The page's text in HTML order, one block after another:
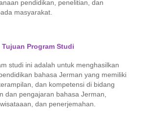
pendidikan, pene­li­ti­an, dan
masyarakat.
Tujuan Program Studi
studi ini adalah untuk menghasilkan
bahasa Jerman yang memiliki
dan kompetensi di bidang
dan pengajaran bahasa Jerman,
dan pe­ner­je­mahan.